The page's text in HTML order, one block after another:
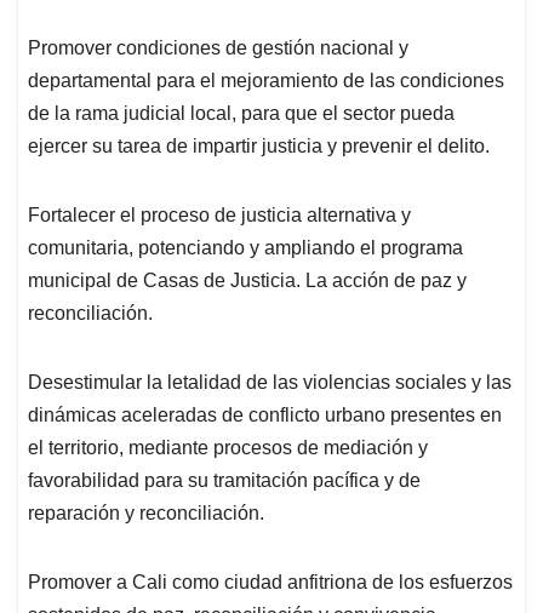
Promover condiciones de gestión nacional y
departamental para el mejoramiento de las condiciones
de la rama judicial local, para que el sector pueda
ejercer su tarea de impartir justicia y prevenir el delito.
Fortalecer el proceso de justicia alternativa y
comunitaria, potenciando y ampliando el programa
municipal de Casas de Justicia. La acción de paz y
reconciliación.
Desestimular la letalidad de las violencias sociales y las
dinámicas aceleradas de conflicto urbano presentes en
el territorio, mediante procesos de mediación y
favorabilidad para su tramitación pacífica y de
reparación y reconciliación.
Promover a Cali como ciudad anfitriona de los esfuerzos